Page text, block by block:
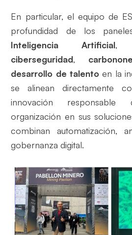
En particular, el equipo de
profundidad de los
Inteligencia Artificial
ciberseguridad,
desarrollo de talento en la
se alinean directamente
innovación
organización en sus
combinan automatización,
gobernanza digital.